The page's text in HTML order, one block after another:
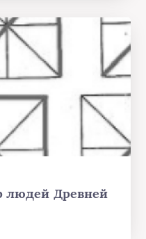
людей Древней